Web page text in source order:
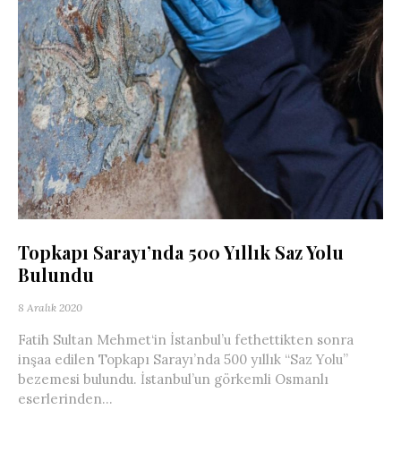
Topkapı Sarayı’nda 500 Yıllık Saz Yolu
Bulundu
8 Aralık 2020
Fatih Sultan Mehmet‘in İstanbul’u fethettikten sonra
inşaa edilen Topkapı Sarayı’nda 500 yıllık “Saz Yolu”
bezemesi bulundu. İstanbul’un görkemli Osmanlı
eserlerinden...